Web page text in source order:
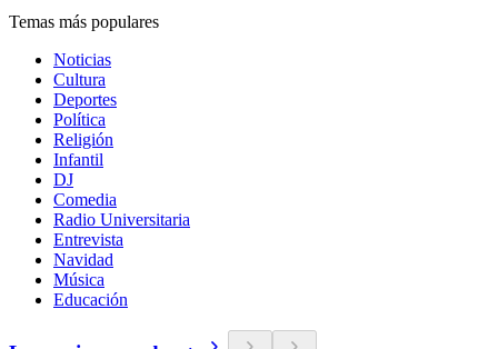
Temas más populares
Noticias
Cultura
Deportes
Política
Religión
Infantil
DJ
Comedia
Radio Universitaria
Entrevista
Navidad
Música
Educación